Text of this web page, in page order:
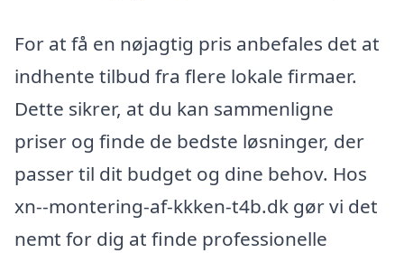
For at få en nøjagtig pris anbefales det at
indhente tilbud fra flere lokale firmaer.
Dette sikrer, at du kan sammenligne
priser og finde de bedste løsninger, der
passer til dit budget og dine behov. Hos
xn--montering-af-kkken-t4b.dk gør vi det
nemt for dig at finde professionelle